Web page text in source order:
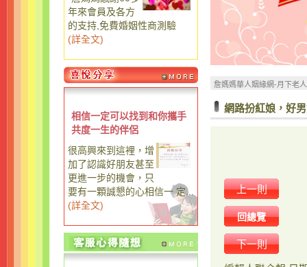
年來會員及各方
的支持,免費婚姻性商測驗
(詳全文)
相信一定可以找到和你攜手
共度一生的伴侶
很高興來到這裡，增
加了認識好朋友甚至
更進一步的機會，只
要有一顆誠懇的心相信一 定...
(詳全文)
詹媽媽華人姻緣網-月下老
網路扮紅娘，好
上一則
回總覽
下一則